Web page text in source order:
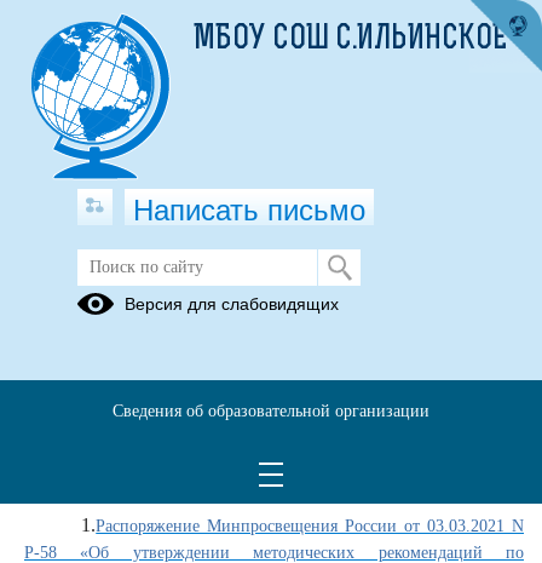
Документы
1.Распоряжение Минпросвещения России от 03.03.2021 N
Р-58 «Об утверждении методических рекомендаций по
МБОУ СОШ С.ИЛЬИНСКОЕ
Написать письмо
Версия для слабовидящих
Сведения об образовательной организации